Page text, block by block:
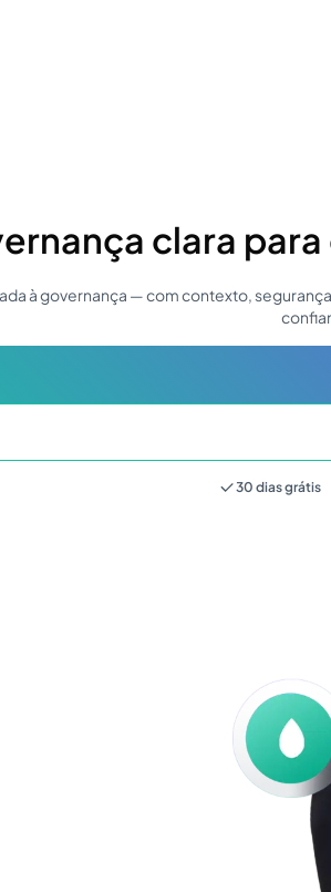
clara
à governança — com contexto,
30 dias grátis